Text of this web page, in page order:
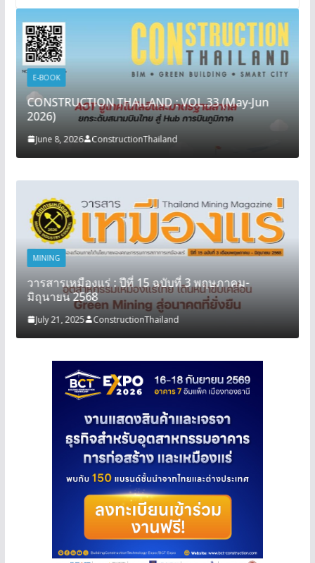
E-BOOK
CONSTRUCTION THAILAND : VOL.33 (May-Jun
2026)
June 8, 2026 ConstructionThailand
MINING
วารสารเหมืองแร่ : ปีที่ 15 ฉบับที่ 3 พฤษภาคม-
มิถุนายน 2568
July 21, 2025 ConstructionThailand